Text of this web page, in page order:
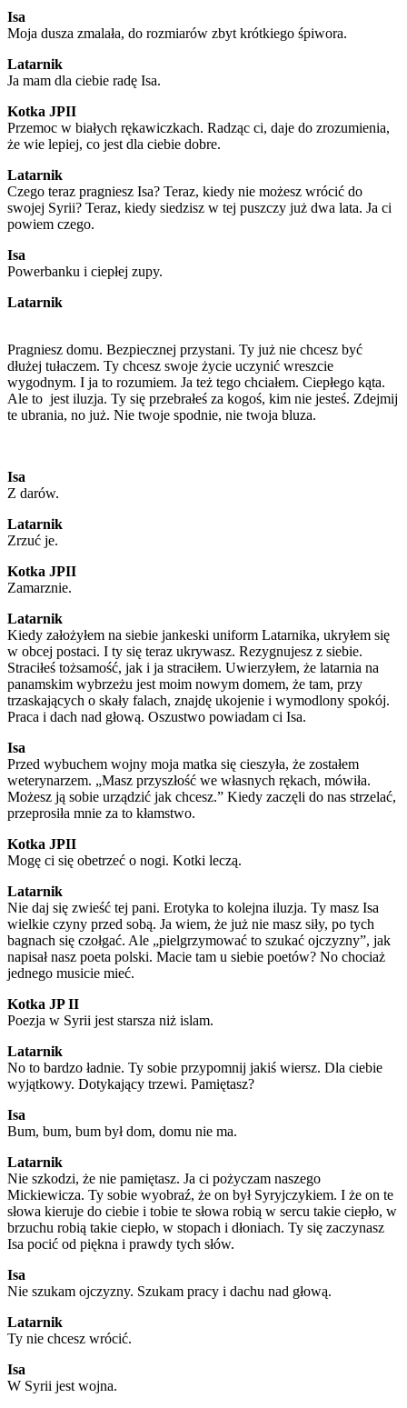
Isa
Moja dusza zmalała, do rozmiarów zbyt krótkiego śpiwora.
Latarnik
Ja mam dla ciebie radę Isa.
Kotka JPII
Przemoc w białych rękawiczkach. Radząc ci, daje do zrozumienia,
że wie lepiej, co jest dla ciebie dobre.
Latarnik
Czego teraz pragniesz Isa? Teraz, kiedy nie możesz wrócić do
swojej Syrii? Teraz, kiedy siedzisz w tej puszczy już dwa lata. Ja ci
powiem czego.
Isa
Powerbanku i ciepłej zupy.
Latarnik
Pragniesz domu. Bezpiecznej przystani. Ty już nie chcesz być
dłużej tułaczem. Ty chcesz swoje życie uczynić wreszcie
wygodnym. I ja to rozumiem. Ja też tego chciałem. Ciepłego kąta.
Ale to jest iluzja. Ty się przebrałeś za kogoś, kim nie jesteś. Zdejmij
te ubrania, no już. Nie twoje spodnie, nie twoja bluza.
Isa
Z darów.
Latarnik
Zrzuć je.
Kotka JPII
Zamarznie.
Latarnik
Kiedy założyłem na siebie jankeski uniform Latarnika, ukryłem się
w obcej postaci. I ty się teraz ukrywasz. Rezygnujesz z siebie.
Straciłeś tożsamość, jak i ja straciłem. Uwierzyłem, że latarnia na
panamskim wybrzeżu jest moim nowym domem, że tam, przy
trzaskających o skały falach, znajdę ukojenie i wymodlony spokój.
Praca i dach nad głową. Oszustwo powiadam ci Isa.
Isa
Przed wybuchem wojny moja matka się cieszyła, że zostałem
weterynarzem. „Masz przyszłość we własnych rękach, mówiła.
Możesz ją sobie urządzić jak chcesz.” Kiedy zaczęli do nas strzelać,
przeprosiła mnie za to kłamstwo.
Kotka JPII
Mogę ci się obetrzeć o nogi. Kotki leczą.
Latarnik
Nie daj się zwieść tej pani. Erotyka to kolejna iluzja. Ty masz Isa
wielkie czyny przed sobą. Ja wiem, że już nie masz siły, po tych
bagnach się czołgać. Ale „pielgrzymować to szukać ojczyzny”, jak
napisał nasz poeta polski. Macie tam u siebie poetów? No chociaż
jednego musicie mieć.
Kotka JP II
Poezja w Syrii jest starsza niż islam.
Latarnik
No to bardzo ładnie. Ty sobie przypomnij jakiś wiersz. Dla ciebie
wyjątkowy. Dotykający trzewi. Pamiętasz?
Isa
Bum, bum, bum był dom, domu nie ma.
Latarnik
Nie szkodzi, że nie pamiętasz. Ja ci pożyczam naszego
Mickiewicza. Ty sobie wyobraź, że on był Syryjczykiem. I że on te
słowa kieruje do ciebie i tobie te słowa robią w sercu takie ciepło, w
brzuchu robią takie ciepło, w stopach i dłoniach. Ty się zaczynasz
Isa pocić od piękna i prawdy tych słów.
Isa
Nie szukam ojczyzny. Szukam pracy i dachu nad głową.
Latarnik
Ty nie chcesz wrócić.
Isa
W Syrii jest wojna.